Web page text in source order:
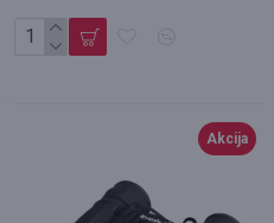
Akcija